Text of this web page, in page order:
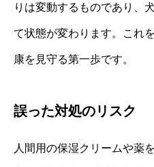
りは変動するものであり、
て状態が変わります。これ
康を見守る第一歩です。
誤った対処のリスク
人間用の保湿クリームや薬